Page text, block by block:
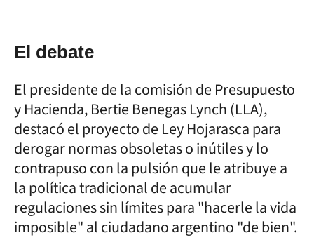
El debate
El presidente de la comisión de Presupuesto
y Hacienda, Bertie Benegas Lynch (LLA),
destacó el proyecto de Ley Hojarasca para
derogar normas obsoletas o inútiles y lo
contrapuso con la pulsión que le atribuye a
la política tradicional de acumular
regulaciones sin límites para "hacerle la vida
imposible" al ciudadano argentino "de bien".